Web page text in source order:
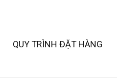
QUY TRÌNH ĐẶT HÀNG